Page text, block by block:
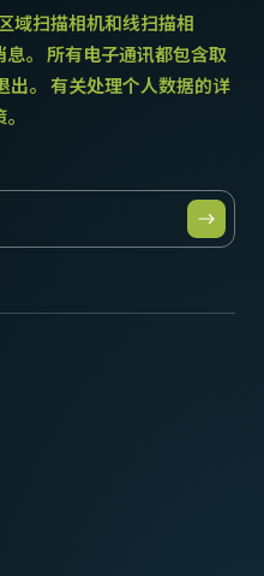
域扫描相机和线扫描相
。 所有电子通讯都包含取
出。 有关处理个人数据的详